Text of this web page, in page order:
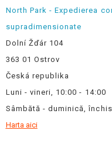
North Park - Expedierea
supradimensionate
Dolní Žďár 104
363 01 Ostrov
Česká republika
Luni - vineri, 10:00 - 14:00
Sâmbătă - duminică, închis
Harta aici